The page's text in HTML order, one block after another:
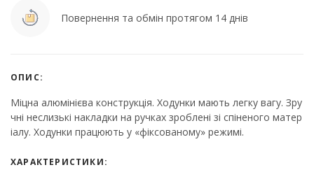
Повернення та обмін протягом 14 днів
ОПИС:
Міцна алюмінієва конструкція. Ходунки мають легку вагу. Зру
чні неслизькі накладки на ручках зроблені зі спіненого матер
іалу. Ходунки працюють у «фіксованому» режимі.
ХАРАКТЕРИСТИКИ: